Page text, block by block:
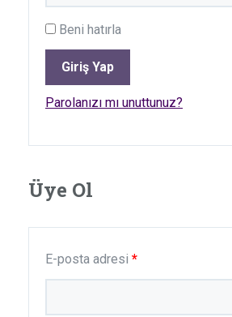
Beni hatırla
Giriş Yap
Parolanızı mı unuttunuz?
Üye Ol
E-posta adresi *